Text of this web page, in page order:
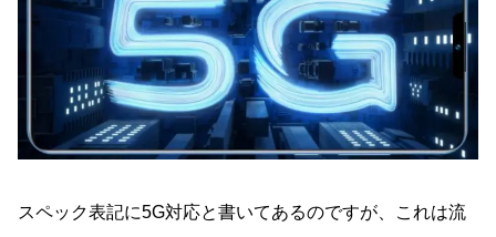
スペック表記に5G対応と書いてあるのですが、これは流